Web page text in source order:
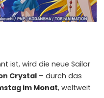
ist, wird die neue Sailor
Crystal – durch das
im Monat, weltweit